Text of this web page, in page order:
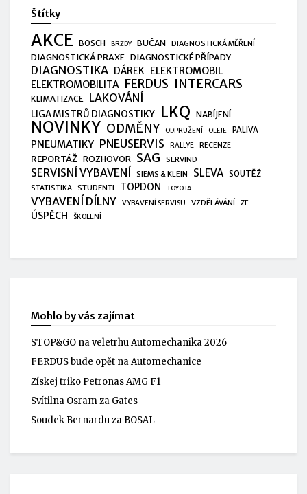
Štítky
AKCE BOSCH BRZDY BUČAN DIAGNOSTICKÁ MĚŘENÍ
DIAGNOSTICKÁ PRAXE DIAGNOSTICKÉ PŘÍPADY
DIAGNOSTIKA DÁREK ELEKTROMOBIL
ELEKTROMOBILITA FERDUS INTERCARS
KLIMATIZACE LAKOVÁNÍ
LIGA MISTRŮ DIAGNOSTIKY LKQ NABÍJENÍ
NOVINKY ODMĚNY ODPRUŽENÍ OLEJE PALIVA
PNEUMATIKY PNEUSERVIS RALLYE RECENZE
REPORTÁŽ ROZHOVOR SAG SERVIND
SERVISNÍ VYBAVENÍ SIEMS & KLEIN SLEVA SOUTĚŽ
STATISTIKA STUDENTI TOPDON TOYOTA
VYBAVENÍ DÍLNY VYBAVENÍ SERVISU VZDĚLÁVÁNÍ ZF
ÚSPĚCH ŠKOLENÍ
Mohlo by vás zajímat
STOP&GO na veletrhu Automechanika 2026
FERDUS bude opět na Automechanice
Získej triko Petronas AMG F1
Svítilna Osram za Gates
Soudek Bernardu za BOSAL